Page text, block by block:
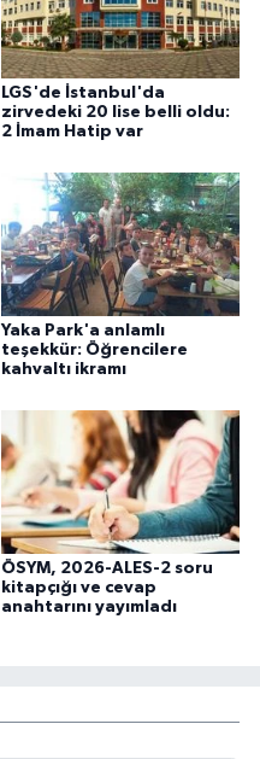
LGS'de İstanbul'da
zirvedeki 20 lise belli oldu:
2 İmam Hatip var
Yaka Park'a anlamlı
teşekkür: Öğrencilere
kahvaltı ikramı
ÖSYM, 2026-ALES-2 soru
kitapçığı ve cevap
anahtarını yayımladı